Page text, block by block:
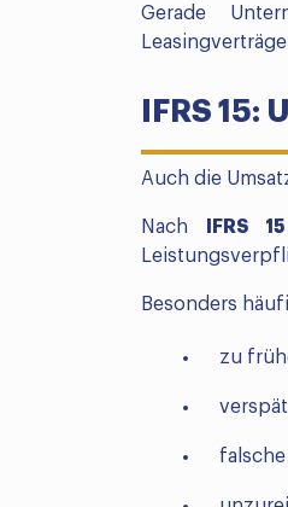
Gerade
IFRS
Auch die
Nach IFRS
Besonders
zu